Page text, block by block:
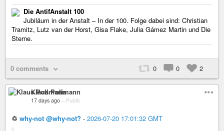
Die AntifAnstalt 100
Jubiläum in der Anstalt – In der 100. Folge dabei sind: Christian
Tramitz, Lutz van der Horst, Gisa Flake, Julia Gámez Martin und Die
Sterne.
0 comments 0 0 2
Klaus Pollmann
17 days ago – Public
♲ why-not @why-not? - 2026-07-20 17:01:32 GMT